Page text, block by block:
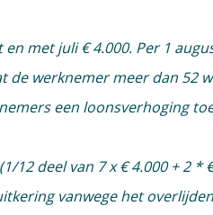
met juli € 4.000. Per 1
werknemer meer dan 52
een loonsverhoging
deel van 7 x € 4.000 + 2 *
vanwege het